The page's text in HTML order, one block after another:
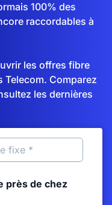
100% des
raccordables à
les offres fibre
Telecom. Comparez
les dernières
près de chez